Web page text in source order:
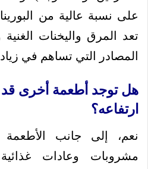
على نسبة عالية من
تعد المرق واليخنات
المصادر التي تساهم في زيادة
هل توجد أطعمة أخرى
ارتفاعه؟
نعم، إلى جانب الأطعمة
مشروبات وعادات